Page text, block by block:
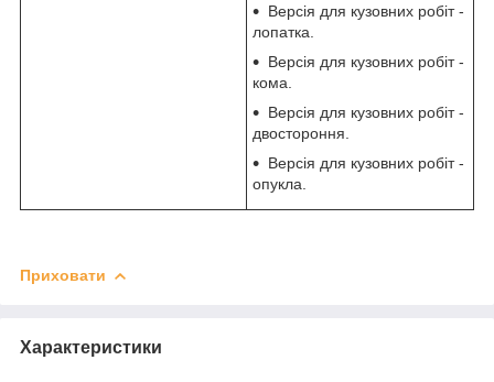
Версія для кузовних робіт -
лопатка.
Версія для кузовних робіт -
кома.
Версія для кузовних робіт -
двостороння.
Версія для кузовних робіт -
опукла.
Приховати
Характеристики